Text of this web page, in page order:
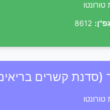
טורונטו
קשרים
טורונטו